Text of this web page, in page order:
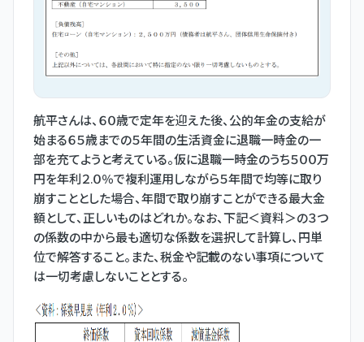
航平さんは、６０歳で定年を迎えた後、公的年金の支給が
始まる６５歳までの５年間の生活資金に退職一時金の一
部を充てようと考えている。仮に退職一時金のうち５００万
円を年利２.０％で複利運用しながら５年間で均等に取り
崩すこととした場合、年間で取り崩すことができる最大金
額として、正しいものはどれか。なお、下記＜資料＞の３つ
の係数の中から最も適切な係数を選択して計算し、円単
位で解答すること。また、税金や記載のない事項について
は一切考慮しないこととする。